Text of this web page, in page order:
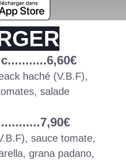
haché (V.B.F),
salade
sauce tomate,
grana padano,